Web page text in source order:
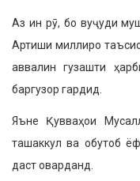
Аз ин рӯ, бо вуҷуди
Артиши миллиро
аввалин гузашти
баргузор гардид.
Яъне Қувваҳои
ташаккул ва обутоб
даст оварданд.